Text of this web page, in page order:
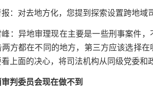
：对去地方化，您提到探索设置跨地域
峰：异地审理现在主要是一些刑事案件
方都在不同的地方，第三方应该选择
上面的决心，将司法机构从同级党委和
判委员会现在做不到